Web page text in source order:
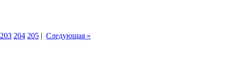
203 204 205 | Следующая »